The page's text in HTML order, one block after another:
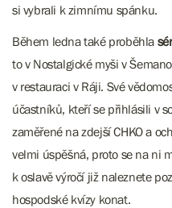
si vybrali k zimnímu spánku.
Během ledna také proběhla
to v Nostalgické myši v
v restauraci v Ráji. Své
účastníků, kteří se přihlásili v
zaměřené na zdejší CHKO a
velmi úspěšná, proto se na ni
k oslavě výročí již naleznete
hospodské kvízy konat.